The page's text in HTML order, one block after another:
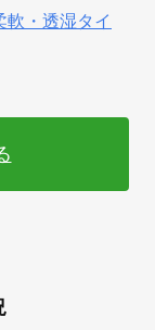
軟・透湿タイ